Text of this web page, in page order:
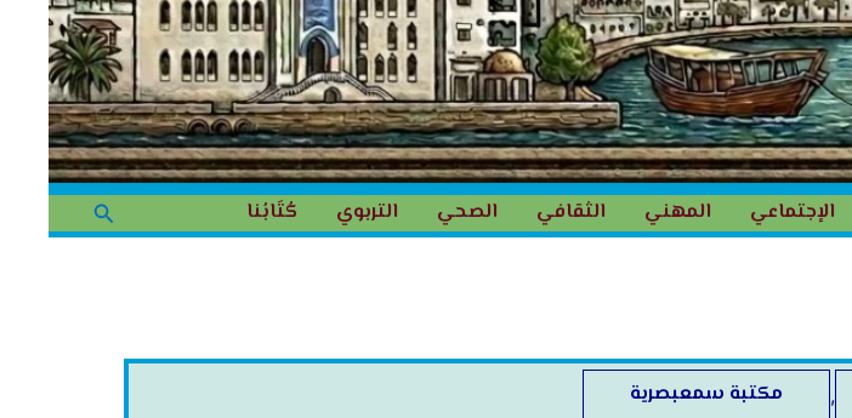
الإجتماعي المهني الثقافي الصحي التربوي كُتَابُنا البحث
, مكتبة سمعبصرية